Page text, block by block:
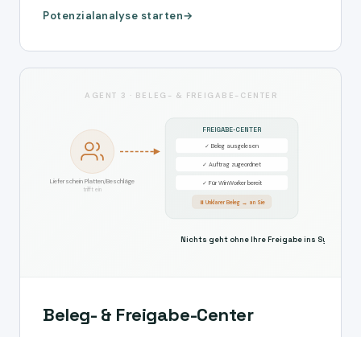
Potenzialanalyse starten
AGENT 3 · BELEG- & FREIGABE-CENTER
Lieferschein Platten/Beschläge
trifft ein
FREIGABE-CENTER
✓ Beleg ausgelesen
✓ Auftrag zugeordnet
✓ Für WinWorker bereit
⏸ Unklarer Beleg → an Sie
Nichts geht ohne Ihre Freigabe ins System
Beleg- & Freigabe-Center